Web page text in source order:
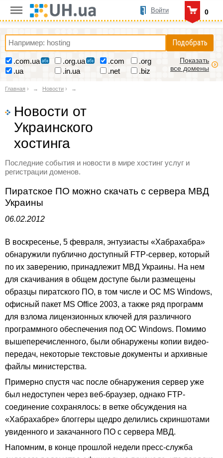
0
Войти
Подобрать
.com.ua .org.ua .com
.org
.ua
.in.ua .net .biz
Показать
все домены
Главная › Новости ›
Новости от
Украинского
хостинга
Последние события и новости в мире хостинг услуг и
регистрации доменов.
Пиратское ПО можно скачать с сервера МВД
Украины
06.02.2012
В воскресенье, 5 февраля, энтузиасты «Хабрахабра»
обнаружили публично доступный FTP-сервер, который
по их заверению, принадлежит МВД Украины. На нем
для скачивания в общем доступе были размещены
образцы пиратского ПО, в том числе и ОС MS Windows,
офисный пакет MS Office 2003, а также ряд программ
для взлома лицензионных ключей для различного
программного обеспечения под ОС Windows. Помимо
вышеперечисленного, были обнаружены копии видео-
передач, некоторые текстовые документы и архивные
файлы министерства.
Примерно спустя час после обнаружения сервер уже
был недоступен через веб-браузер, однако FTP-
соединение сохранялось: в ветке обсуждения на
«Хабрахабре» блоггеры щедро делились скриншотами
увиденного и закачанного ПО с сервера МВД.
Напомним, в конце прошлой недели пресс-служба